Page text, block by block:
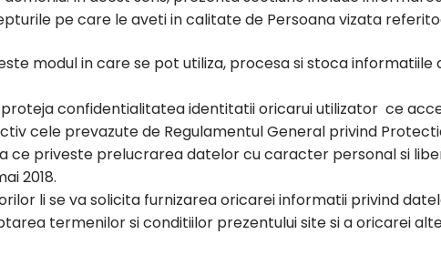
pe care le aveti in calitate de Persoana vizata
modul in care se pot utiliza, procesa si stoca
proteja confidentialitatea identitatii oricarui utilizator ce
cele prevazute de Regulamentul General privind
ce priveste prelucrarea datelor cu caracter personal si
2018.
li se va solicita furnizarea oricarei informatii privind
termenilor si conditiilor prezentului site si a oricarei